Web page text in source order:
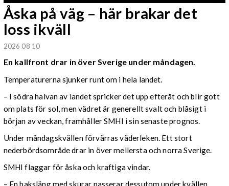
Åska på väg – här brakar det
loss ikväll
2026 08 10
En kallfront drar in över Sverige under måndagen.
Temperaturerna sjunker runt om i hela landet.
– I södra halvan av landet spricker det upp efteråt och blir gott
om plats för sol, men vädret är generellt svalt och blåsigt i
början av veckan, framhåller SMHI i sin senaste prognos.
Under måndagskvällen förvärras väderleken. Ett stort
nederbördsområde drar in över mellersta och norra Sverige.
SMHI flaggar för åska och kraftiga vindar.
– En baksläng med skurar passerar dessutom under kvällen